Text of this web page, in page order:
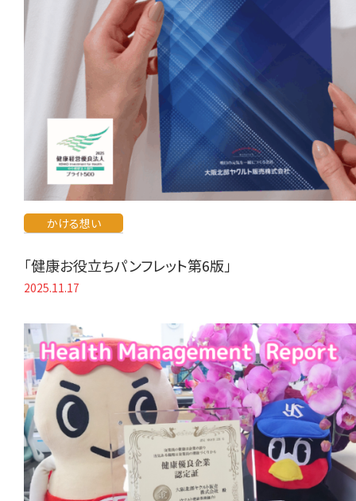
かける想い
「健康お役立ちパンフレット第6版」
2025.11.17